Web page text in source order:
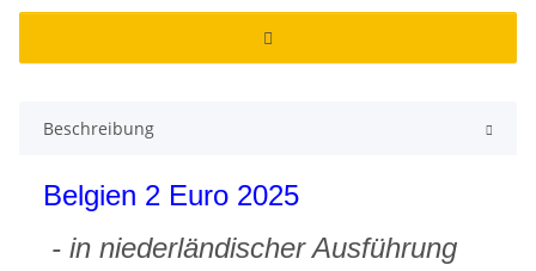
Beschreibung
Belgien 2 Euro 2025
- in niederländischer Ausführung